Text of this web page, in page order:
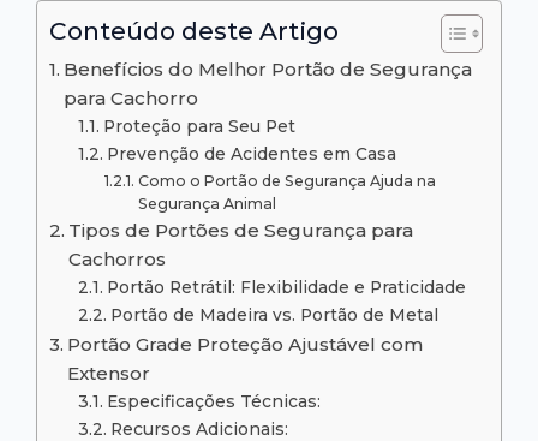
Conteúdo deste Artigo
Benefícios do Melhor Portão de Segurança
para Cachorro
Proteção para Seu Pet
Prevenção de Acidentes em Casa
Como o Portão de Segurança Ajuda na
Segurança Animal
Tipos de Portões de Segurança para
Cachorros
Portão Retrátil: Flexibilidade e Praticidade
Portão de Madeira vs. Portão de Metal
Portão Grade Proteção Ajustável com
Extensor
Especificações Técnicas:
Recursos Adicionais: